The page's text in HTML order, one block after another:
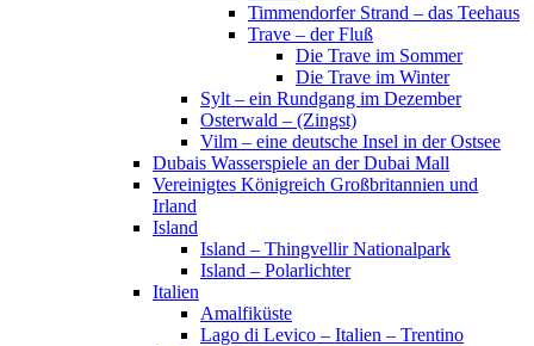
Timmendorfer Strand – das Teehaus
Trave – der Fluß
Die Trave im Sommer
Die Trave im Winter
Sylt – ein Rundgang im Dezember
Osterwald – (Zingst)
Vilm – eine deutsche Insel in der Ostsee
Dubais Wasserspiele an der Dubai Mall
Vereinigtes Königreich Großbritannien und
Irland
Island
Island – Thingvellir Nationalpark
Island – Polarlichter
Italien
Amalfiküste
Lago di Levico – Italien – Trentino